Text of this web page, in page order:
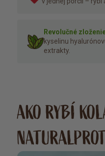
Revolučné
kyselinu
extrakty.
AKO RYBÍ